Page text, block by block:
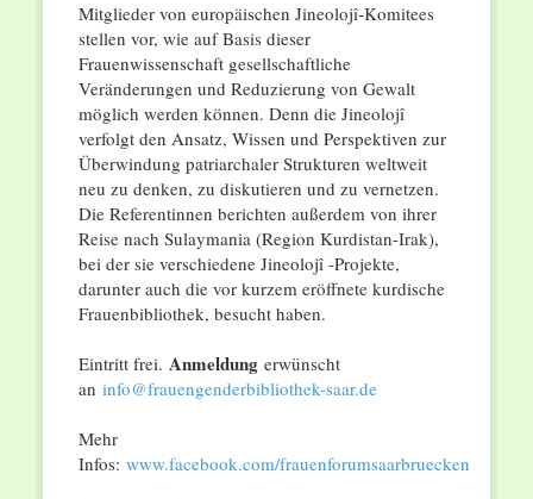
Mitglieder von europäischen Jineolojî-Komitees
stellen vor, wie auf Basis dieser
Frauenwissenschaft gesellschaftliche
Veränderungen und Reduzierung von Gewalt
möglich werden können. Denn die Jineolojî
verfolgt den Ansatz, Wissen und Perspektiven zur
Überwindung patriarchaler Strukturen weltweit
neu zu denken, zu diskutieren und zu vernetzen.
Die Referentinnen berichten außerdem von ihrer
Reise nach Sulaymania (Region Kurdistan-Irak),
bei der sie verschiedene Jineolojî -Projekte,
darunter auch die vor kurzem eröffnete kurdische
Frauenbibliothek, besucht haben.
Eintritt frei. Anmeldungerwünscht
an info@frauengenderbibliothek-saar.de
Mehr
Infos: www.facebook.com/frauenforumsaarbruecken